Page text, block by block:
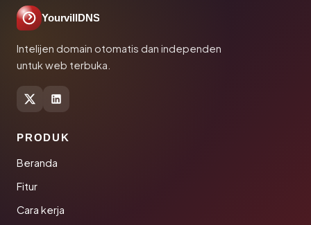
YourvillDNS
Intelijen domain otomatis dan independen
untuk web terbuka.
PRODUK
Beranda
Fitur
Cara kerja